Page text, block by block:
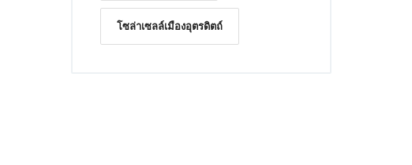
โซล่าเซลล์เมืองอุตรดิตถ์